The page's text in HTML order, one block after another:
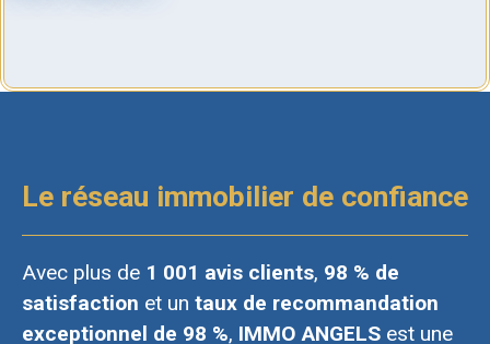
Le réseau immobilier de confiance
Avec plus de 1 001 avis clients, 98 % de
satisfaction et un taux de recommandation
exceptionnel de 98 %, IMMO ANGELS est une